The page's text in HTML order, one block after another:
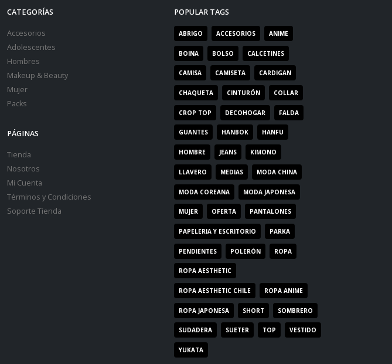
CATEGORÍAS
Accesorios
Adolescentes
Hombres
Makeup & Beauty
Mujer
Packs
PÁGINAS
Tienda
Nosotros
Mi Cuenta
Términos y Condiciones
Soporte Tienda
POPULAR TAGS
ABRIGO ACCESORIOS ANIME
BOINA BOLSO CALCETINES
CAMISA CAMISETA CARDIGAN
CHAQUETA CINTURÓN COLLAR
CROP TOP DECOHOGAR FALDA
GUANTES HANBOK HANFU
HOMBRE JEANS KIMONO
LLAVERO MEDIAS MODA CHINA
MODA COREANA MODA JAPONESA
MUJER OFERTA PANTALONES
PAPELERIA Y ESCRITORIO PARKA
PENDIENTES POLERÓN ROPA
ROPA AESTHETIC
ROPA AESTHETIC CHILE ROPA ANIME
ROPA JAPONESA SHORT SOMBRERO
SUDADERA SUETER TOP VESTIDO
YUKATA